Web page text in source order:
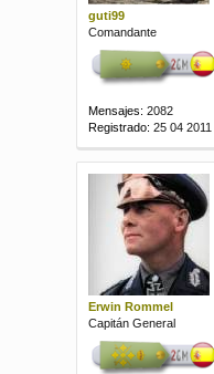
guti99
Comandante
Mensajes: 2082
Registrado: 25 04 2011
Erwin Rommel
Capitán General